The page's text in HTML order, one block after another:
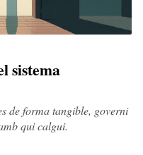
sistema
de forma tangible, governi
qui calgui.